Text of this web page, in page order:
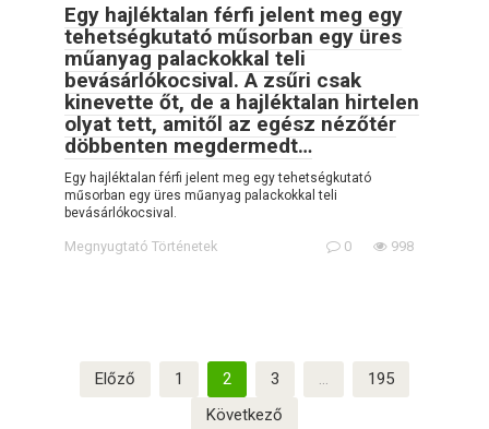
Egy hajléktalan férfi jelent meg egy
tehetségkutató műsorban egy üres
műanyag palackokkal teli
bevásárlókocsival. A zsűri csak
kinevette őt, de a hajléktalan hirtelen
olyat tett, amitől az egész nézőtér
döbbenten megdermedt…
Egy hajléktalan férfi jelent meg egy tehetségkutató
műsorban egy üres műanyag palackokkal teli
bevásárlókocsival.
Megnyugtató Történetek 0 998
Bejegyzések
lapozása
Előző 1 2 3
195
Következő